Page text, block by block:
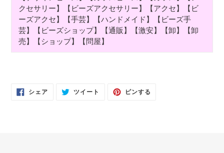
クセサリー】【ビーズアクセサリー】【アクセ】【ビ
ーズアクセ】【手芸】【ハンドメイド】【ビーズ手
芸】【ビーズショップ】【通販】【激安】【卸】【卸
売】【ショップ】【問屋】
シェアFACEBOOKツイート
TWITTERピンする